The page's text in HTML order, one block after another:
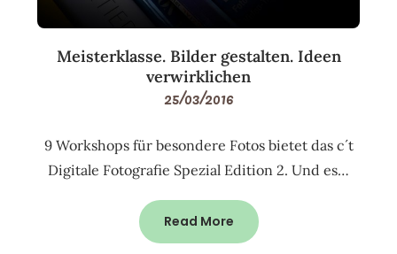
Meisterklasse. Bilder gestalten. Ideen
verwirklichen
25/03/2016
9 Workshops für besondere Fotos bietet das c´t
Digitale Fotografie Spezial Edition 2. Und es…
Read More